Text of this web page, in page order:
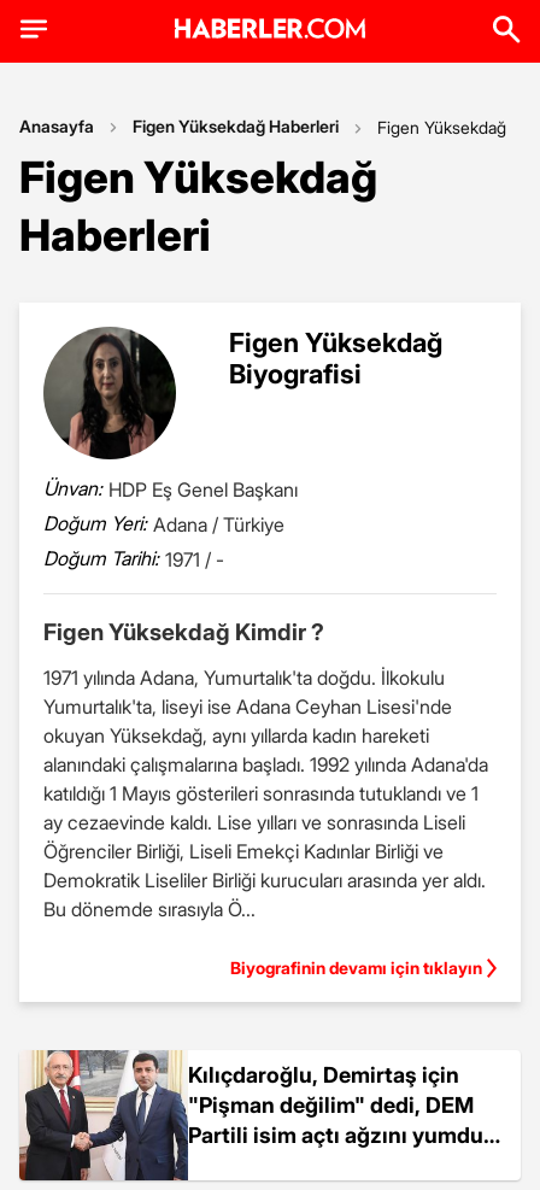
Anasayfa Figen Yüksekdağ Haberleri Figen Yüksekdağ
Figen Yüksekdağ
Haberleri
Figen Yüksekdağ
Biyografisi
Ünvan: HDP Eş Genel Başkanı
Doğum Yeri: Adana / Türkiye
Doğum Tarihi: 1971 / -
Figen Yüksekdağ Kimdir ?
1971 yılında Adana, Yumurtalık'ta doğdu. İlkokulu
Yumurtalık'ta, liseyi ise Adana Ceyhan Lisesi'nde
okuyan Yüksekdağ, aynı yıllarda kadın hareketi
alanındaki çalışmalarına başladı. 1992 yılında Adana'da
katıldığı 1 Mayıs gösterileri sonrasında tutuklandı ve 1
ay cezaevinde kaldı. Lise yılları ve sonrasında Liseli
Öğrenciler Birliği, Liseli Emekçi Kadınlar Birliği ve
Demokratik Liseliler Birliği kurucuları arasında yer aldı.
Bu dönemde sırasıyla Ö...
Biyografinin devamı için tıklayın
Kılıçdaroğlu, Demirtaş için
"Pişman değilim" dedi, DEM
Partili isim açtı ağzını yumdu